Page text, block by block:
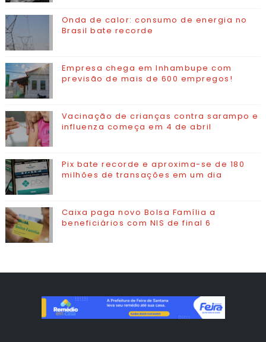
Onda de calor: consumo de energia no
Brasil bate recorde
Empresa chega em Inhambupe com
previsão de mais de 600 empregos!
Vacinação de crianças contra sarampo e
influenza começa em 4 de abril
Pix bate recorde e aproxima-se de 180
milhões de transações em um dia
Caixa paga novo Bolsa Família a
beneficiários com NIS de final 6